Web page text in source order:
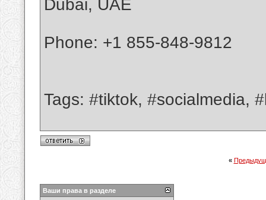
Dubai, UAE
Phone: +1 855-848-9812
Tags: #tiktok, #socialmedia,
«
Ваши права в разделе